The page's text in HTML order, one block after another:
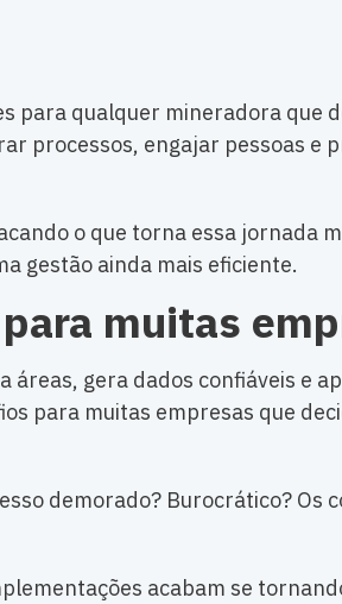
para qualquer mineradora que
processos, engajar pessoas e
o que torna essa jornada
gestão ainda mais eficiente.
muitas
gera dados confiáveis e
para muitas empresas que
demorado? Burocrático? Os
acabam se